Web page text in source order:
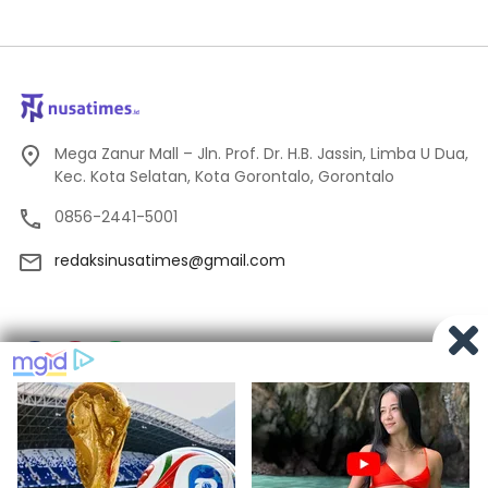
Mega Zanur Mall – Jln. Prof. Dr. H.B. Jassin, Limba U Dua,
Kec. Kota Selatan, Kota Gorontalo, Gorontalo
0856-2441-5001
redaksinusatimes@gmail.com
Tentang Kami Redaksi
Pedoman Media Siber
Privacy
Indeks Berita